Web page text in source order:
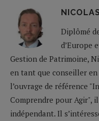
Diplômé
d’Europe
Gestion de Patrimoine,
en tant que conseiller
l’ouvrage de référence
Comprendre pour Agir",
indépendant. Il